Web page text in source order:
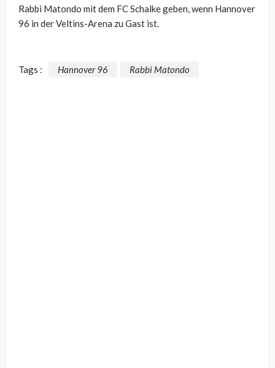
Rabbi Matondo mit dem FC Schalke geben, wenn Hannover
96 in der Veltins-Arena zu Gast ist.
Tags : Hannover 96 Rabbi Matondo